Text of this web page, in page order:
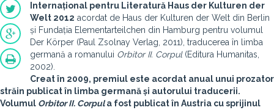
Internațional pentru Literatură Haus der Kulturen der
Welt 2012 acordat de Haus der Kulturen der Welt din Berlin
și Fundația Elementarteilchen din Hamburg pentru volumul
Der Körper (Paul Zsolnay Verlag, 2011), traducerea în limba
germană a romanului Orbitor II. Corpul(Editura Humanitas,
2002).
Creat în 2009, premiul este acordat anual unui prozator
străin publicat în limba germană și autorului traducerii.
Volumul Orbitor II. Corpula fost publicat în Austria cu sprijinul